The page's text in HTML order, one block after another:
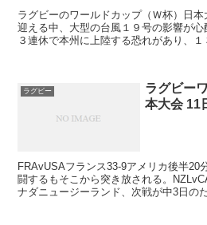
ラグビーのワールドカップ（Ｗ杯）日
迎える中、大型の台風１９号の影響が
３連休で本州に上陸する恐れがあり、１
ムで日本－スコットランドの注目カー
ラグビー
ラグビー
本大会 11
FRAvUSAフランス33-9アメリカ後半20
闘するもそこから突き放される。
ナダニュージーランド、次戦が中3日の